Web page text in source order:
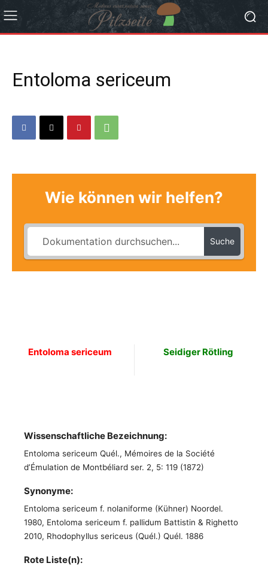
Entoloma sericeum
Wie können wir helfen?
Suche
Entoloma sericeum Seidiger Rötling
Wissenschaftliche Bezeichnung:
Entoloma sericeum Quél., Mémoires de la Société
d’Émulation de Montbéliard ser. 2, 5: 119 (1872)
Synonyme:
Entoloma sericeum f. nolaniforme (Kühner) Noordel.
1980, Entoloma sericeum f. pallidum Battistin & Righetto
2010, Rhodophyllus sericeus (Quél.) Quél. 1886
Rote Liste(n):